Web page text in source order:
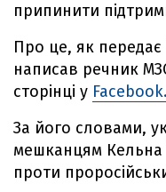
припинити
Про це, як
написав речник
сторінці у Facebook.
За його словами,
мешканцям Кельна
проти